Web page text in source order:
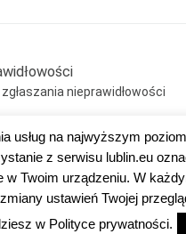
nieprawidłowości
wspierane przez WordPress
usług na najwyższym
z serwisu lublin.eu
w Twoim urządzeniu. W
ustawień Twojej
w Polityce prywatności.